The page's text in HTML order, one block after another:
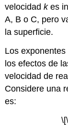
velocidadkes
A, B o C, pero
la superficie.
Los
los efectos de
velocidad de
Considere una
es: